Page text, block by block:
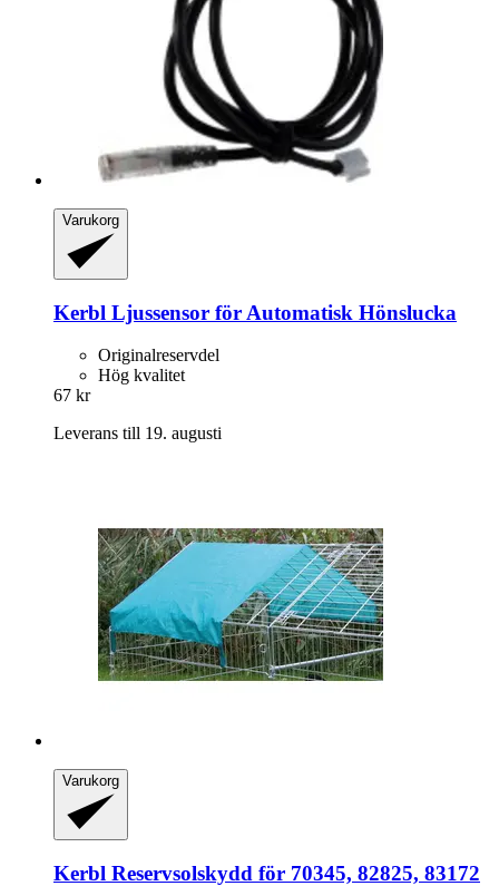
Varukorg
Kerbl Ljussensor för Automatisk Hönslucka
Originalreservdel
Hög kvalitet
67 kr
Leverans till 19. augusti
Varukorg
Kerbl Reservsolskydd för 70345, 82825, 83172